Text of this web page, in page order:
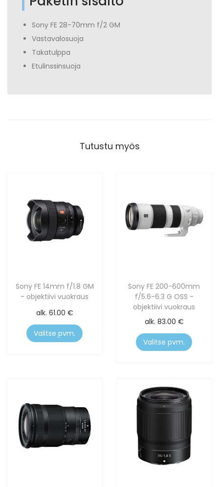
Sony FE 28-70mm f/2 GM
Vastavalosuoja
Takatulppa
Etulinssinsuoja
Tutustu myös
Sony FE 14mm f/1.8 GM
- objektiivi vuokraus
alk. 61.00 €
Valitse pvm.
Sony FE 200-600mm
f/5.6-6.3 G OSS -
objektiivi vuokraus
alk. 83.00 €
Valitse pvm.